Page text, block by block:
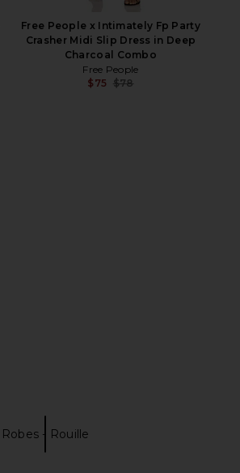
Free People x Intimately Fp Party
Crasher Midi Slip Dress in Deep
Charcoal Combo
Free People
$75 $78
Robes - Rouille